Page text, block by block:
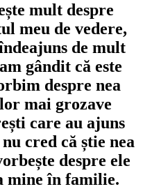
mult despre
meu de vedere,
de mult
gândit că este
despre nea
mai grozave
care au ajuns
cred că știe nea
despre ele
mineîn familie.